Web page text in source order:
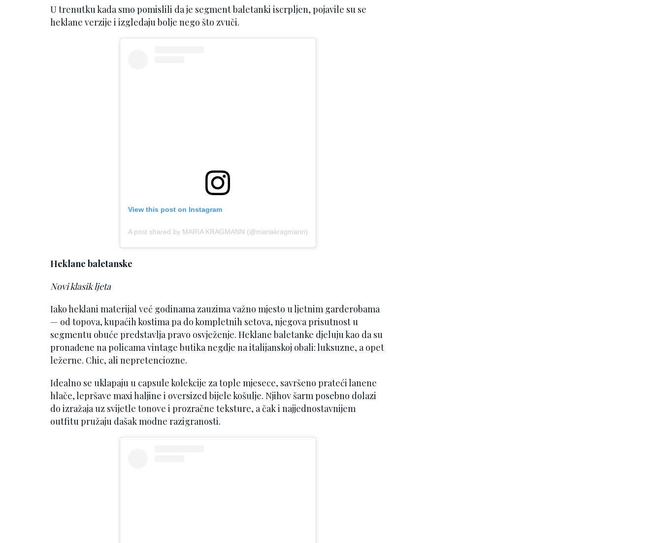
U trenutku kada smo pomislili da je segment baletanki iscrpljen, pojavile su se
heklane verzije i izgledaju bolje nego što zvuči.
View this post on Instagram
A post shared by MARIA KRAGMANN (@mariakragmann)
Heklane baletanske
Novi klasik ljeta
Iako heklani materijal već godinama zauzima važno mjesto u ljetnim garderobama
— od topova, kupaćih kostima pa do kompletnih setova, njegova prisutnost u
segmentu obuće predstavlja pravo osvježenje. Heklane baletanke djeluju kao da su
pronađene na policama vintage butika negdje na italijanskoj obali: luksuzne, a opet
ležerne. Chic, ali nepretenciozne.
Idealno se uklapaju u capsule kolekcije za tople mjesece, savršeno prateći lanene
hlače, lepršave maxi haljine i oversized bijele košulje. Njihov šarm posebno dolazi
do izražaja uz svijetle tonove i prozračne teksture, a čak i najjednostavnijem
outfitu pružaju dašak modne razigranosti.